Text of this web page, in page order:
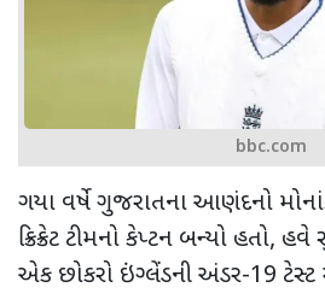
bbc.com
ગયા વર્ષે ગુજરાતના આણંદનો
ક્રિક્રેટ ટીમનો કેપ્ટન બન્યો હતો,
એક છોકરો ઇંગ્લેંડની અંડર-19